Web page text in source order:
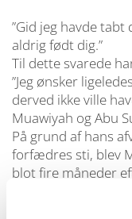
”Gid jeg havde
aldrig født dig.”
Til dette svarede
”Jeg ønsker
derved ikke ville
Muawiyah og Abu
På grund af hans
forfædres sti, blev
blot fire måneder
I år 64 efter